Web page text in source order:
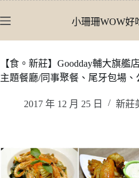
至
內
容
小珊珊WOW好
【食。新莊】Goodday輔大旗艦
主題餐廳/同事聚餐、尾牙包場、
2017 年 12 月 25 日 新莊